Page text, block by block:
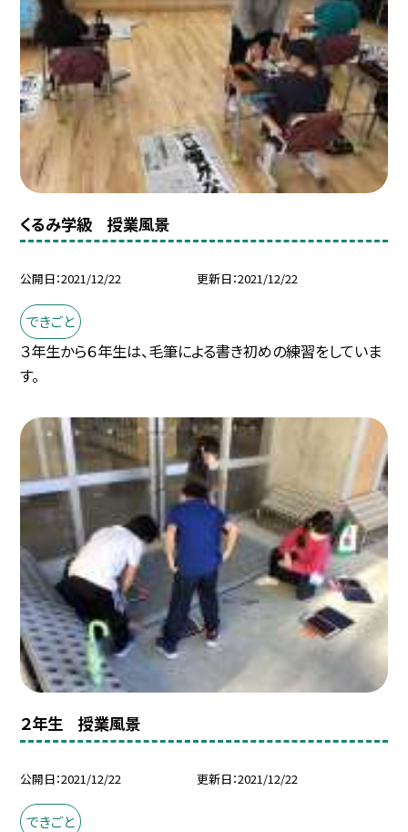
くるみ学級 授業風景
公開日 2021/12/22 更新日 2021/12/22
できごと
３年生から６年生は、毛筆による書き初めの練習をしていま
す。
２年生 授業風景
公開日 2021/12/22 更新日 2021/12/22
できごと